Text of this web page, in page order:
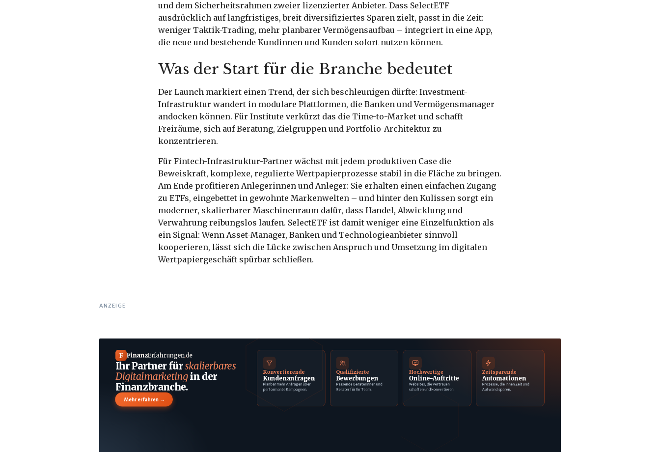
und dem Sicherheitsrahmen zweier lizenzierter Anbieter. Dass SelectETF
ausdrücklich auf langfristiges, breit diversifiziertes Sparen zielt, passt in die Zeit:
weniger Taktik-Trading, mehr planbarer Vermögensaufbau – integriert in eine App,
die neue und bestehende Kundinnen und Kunden sofort nutzen können.
Was der Start für die Branche bedeutet
Der Launch markiert einen Trend, der sich beschleunigen dürfte: Investment-
Infrastruktur wandert in modulare Plattformen, die Banken und Vermögensmanager
andocken können. Für Institute verkürzt das die Time-to-Market und schafft
Freiräume, sich auf Beratung, Zielgruppen und Portfolio-Architektur zu
konzentrieren.
Für Fintech-Infrastruktur-Partner wächst mit jedem produktiven Case die
Beweiskraft, komplexe, regulierte Wertpapierprozesse stabil in die Fläche zu bringen.
Am Ende profitieren Anlegerinnen und Anleger: Sie erhalten einen einfachen Zugang
zu ETFs, eingebettet in gewohnte Markenwelten – und hinter den Kulissen sorgt ein
moderner, skalierbarer Maschinenraum dafür, dass Handel, Abwicklung und
Verwahrung reibungslos laufen. SelectETF ist damit weniger eine Einzelfunktion als
ein Signal: Wenn Asset-Manager, Banken und Technologieanbieter sinnvoll
kooperieren, lässt sich die Lücke zwischen Anspruch und Umsetzung im digitalen
Wertpapiergeschäft spürbar schließen.
ANZEIGE
F FinanzErfahrungen.de
Ihr Partner fürskalierbares
Digitalmarketingin der
Finanzbranche.
Mehr erfahren →
Konvertierende
Kundenanfragen
Planbar mehr Anfragen über
performante Kampagnen.
Qualifizierte
Bewerbungen
Passende Beraterinnen und
Berater für Ihr Team.
Hochwertige
Online-Auftritte
Websites, die Vertrauen
schaffen und konvertieren.
Zeitsparende
Automationen
Prozesse, die Ihnen Zeit und
Aufwand sparen.